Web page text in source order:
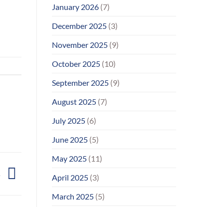
January 2026 (7)
December 2025 (3)
November 2025 (9)
October 2025 (10)
September 2025 (9)
August 2025 (7)
July 2025 (6)
June 2025 (5)
May 2025 (11)
April 2025 (3)
March 2025 (5)